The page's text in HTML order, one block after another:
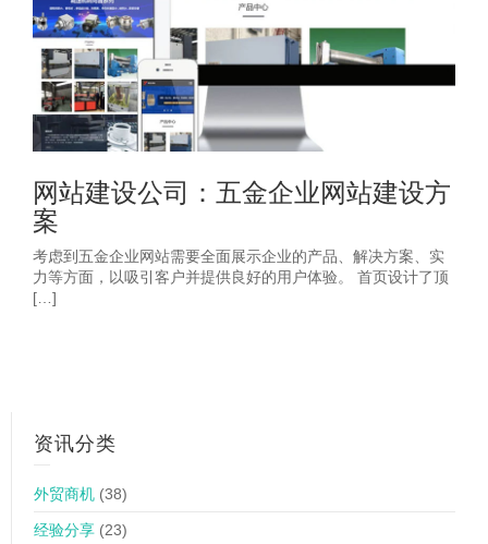
网站建设公司：五金企业网站建设方
案
考虑到五金企业网站需要全面展示企业的产品、解决方案、实
力等方面，以吸引客户并提供良好的用户体验。 首页设计了顶
[…]
资讯分类
外贸商机 (38)
经验分享 (23)